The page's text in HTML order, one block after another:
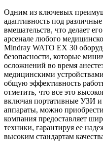
Одним из ключевых
адаптивность под
вмешательств, что делает
арсенале любого
Mindray WATO EX 30
безопасности, которые
осложнений во время
медицинскими
общую эффективность
отметить, что все это
включая портативные УЗИ и
аппараты, можно
компания предоставляет
техники, гарантируя ее
высоким стандартам